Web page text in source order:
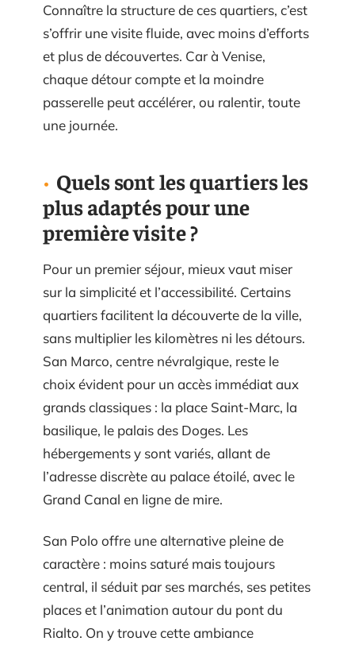
Connaître la structure de ces quartiers, c’est
s’offrir une visite fluide, avec moins d’efforts
et plus de découvertes. Car à Venise,
chaque détour compte et la moindre
passerelle peut accélérer, ou ralentir, toute
une journée.
Quels sont les quartiers les
plus adaptés pour une
première visite ?
Pour un premier séjour, mieux vaut miser
sur la simplicité et l’accessibilité. Certains
quartiers facilitent la découverte de la ville,
sans multiplier les kilomètres ni les détours.
San Marco, centre névralgique, reste le
choix évident pour un accès immédiat aux
grands classiques : la place Saint-Marc, la
basilique, le palais des Doges. Les
hébergements y sont variés, allant de
l’adresse discrète au palace étoilé, avec le
Grand Canal en ligne de mire.
San Polo offre une alternative pleine de
caractère : moins saturé mais toujours
central, il séduit par ses marchés, ses petites
places et l’animation autour du pont du
Rialto. On y trouve cette ambiance